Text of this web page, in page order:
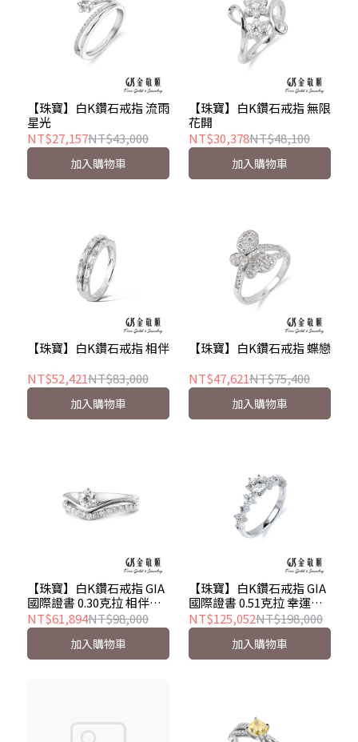
【珠寶】白K鑽石戒指 流雨
星光
NT$27,157NT$43,000
加入購物車
【珠寶】白K鑽石戒指 無限
花開
NT$30,378NT$48,100
加入購物車
【珠寶】白K鑽石戒指 相伴
NT$52,421NT$83,000
加入購物車
【珠寶】白K鑽石戒指 蝶戀
NT$47,621NT$75,400
加入購物車
【珠寶】白K鑽石戒指 GIA
國際證書 0.30克拉 相伴相
隨
NT$61,894NT$98,000
加入購物車
【珠寶】白K鑽石戒指 GIA
國際證書 0.51克拉 幸運之
星
NT$125,052NT$198,000
加入購物車